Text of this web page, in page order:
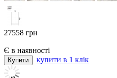
27558 грн
Є в наявності
купити в 1 клік